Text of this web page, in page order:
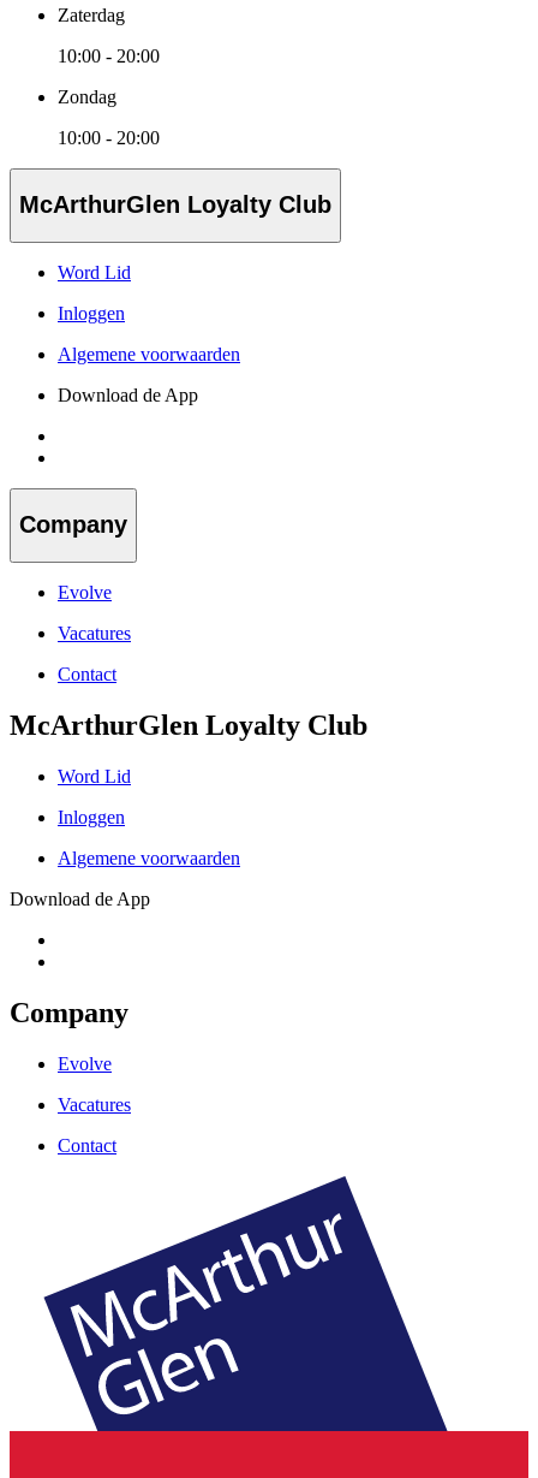
Zaterdag
10:00 - 20:00
Zondag
10:00 - 20:00
McArthurGlen Loyalty Club
Word Lid
Inloggen
Algemene voorwaarden
Download de App
Company
Evolve
Vacatures
Contact
McArthurGlen Loyalty Club
Word Lid
Inloggen
Algemene voorwaarden
Download de App
Company
Evolve
Vacatures
Contact